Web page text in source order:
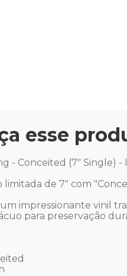
esse
- Conceited (7" Single)
limitada de 7" com
impressionante vinil
para preservação